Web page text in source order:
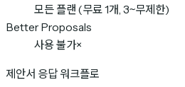
모든 플랜 (무료 1개, 3~무제한)
Better Proposals
사용 불가×
제안서 응답 워크플로